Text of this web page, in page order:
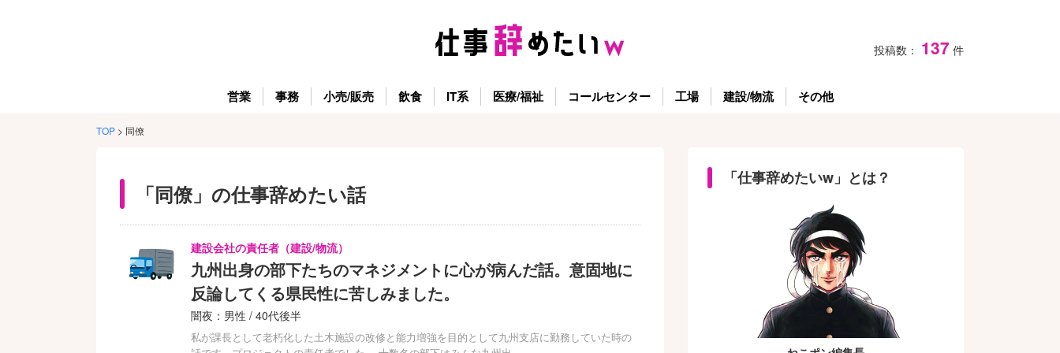
投稿数： 137 件
営業 事務 小売/販売 飲食 IT系 医療/福祉 コールセンター 工場 建設/物流 その他
TOP > 同僚
「同僚」の仕事辞めたい話
建設会社の責任者（建設/物流）
九州出身の部下たちのマネジメントに心が病んだ話。意固地に
反論してくる県民性に苦しみました。
闇夜：男性 / 40代後半
私が課長として老朽化した土木施設の改修と能力増強を目的として九州支店に勤務していた時の
「仕事辞めたいw」とは？